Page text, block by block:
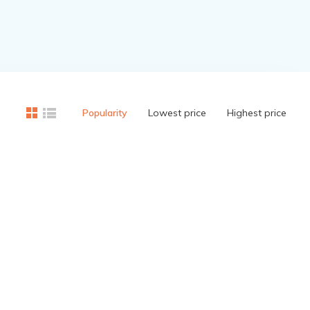
Popularity Lowest price Highest price